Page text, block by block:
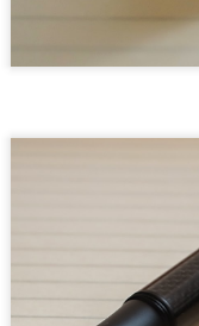
un mot composé de «
rotation, et du terme «
instrument d'écriture).
Le Dreh, donc, est un
disponible en une
couleur à son goût…), à
De là à le considérer
volontiers, chaussés de